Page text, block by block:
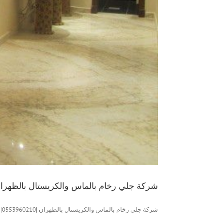
شركة جلي رخام بالماس والكريستال بالظهران |0553960210|ارخص
شركة جلي رخام بالماس والكريستال بالظهران |0553960210| ارخص الاسعار شركة [...]